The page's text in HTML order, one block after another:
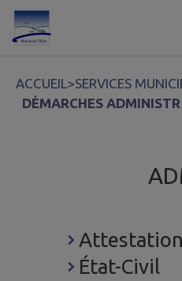
Contenu
ACCUEIL>SERVICES
DÉMARCHES
État-Civil